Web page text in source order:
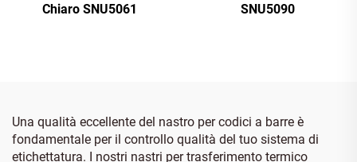
Chiaro SNU5061
SNU5090
Una qualità eccellente del nastro per codici a barre è
fondamentale per il controllo qualità del tuo sistema di
etichettatura. I nostri nastri per trasferimento termico